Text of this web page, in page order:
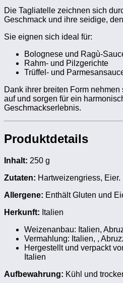
Die Tagliatelle zeichnen sich
Geschmack und ihre seidige,
Sie eignen sich ideal für:
Bolognese und Ragù-
Rahm- und Pilzgerichte
Trüffel- und
Dank ihrer breiten Form
auf und sorgen für ein
Geschmackserlebnis.
Produktdetails
Inhalt: 250 g
Zutaten: Hartweizengriess, Eier.
Allergene: Enthält Gluten und
Herkunft: Italien
Weizenanbau: Italien,
Vermahlung: Italien, ,
Hergestellt und verpackt
Italien
Aufbewahrung: Kühl und